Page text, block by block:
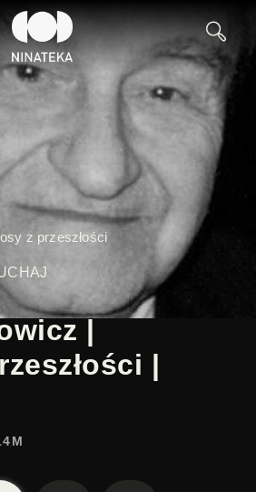
z przeszłości
|
|